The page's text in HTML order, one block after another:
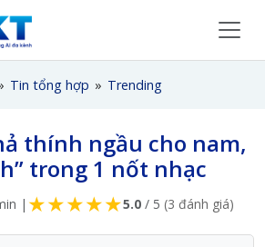
Tin tổng hợp » Trending
thính ngầu cho nam,
trong 1 nốt nhạc
| ★
★
★
★
★ 5.0 / 5 (3 đánh giá)